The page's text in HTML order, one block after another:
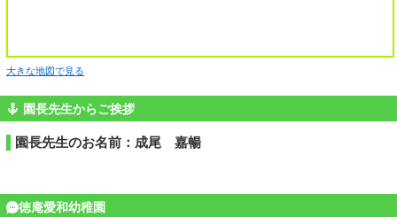
大きな地図で見る
園長先生からご挨拶
園長先生のお名前：成尾 嘉暢
徳庵愛和幼稚園